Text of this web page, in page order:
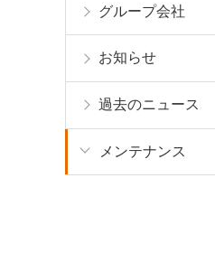
グループ会社
お知らせ
過去のニュース
メンテナンス